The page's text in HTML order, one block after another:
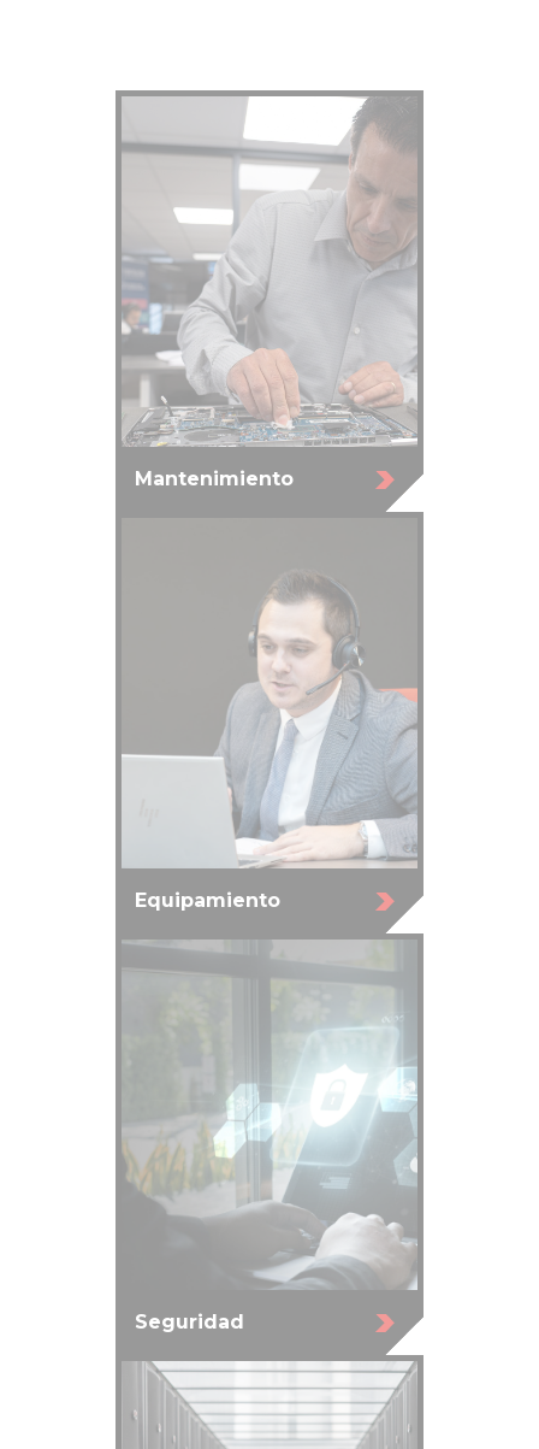
Mantenimiento
Equipamiento
Seguridad